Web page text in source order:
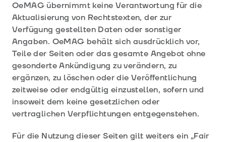
OeMAG übernimmt keine Verantwortung für die
Aktualisierung von Rechtstexten, der zur
Verfügung gestellten Daten oder sonstiger
Angaben. OeMAG behält sich ausdrücklich vor,
Teile der Seiten oder das gesamte Angebot ohne
gesonderte Ankündigung zu verändern, zu
ergänzen, zu löschen oder die Veröffentlichung
zeitweise oder endgültig einzustellen, sofern und
insoweit dem keine gesetzlichen oder
vertraglichen Verpflichtungen entgegenstehen.
Für die Nutzung dieser Seiten gilt weiters ein „Fair